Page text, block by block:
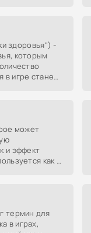
здоровья") -
которым
в игре станет
может
и эффект
как в
термин для
в играх,